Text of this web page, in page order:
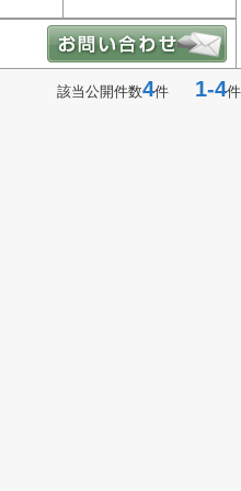
該当公開件数4件 1-4